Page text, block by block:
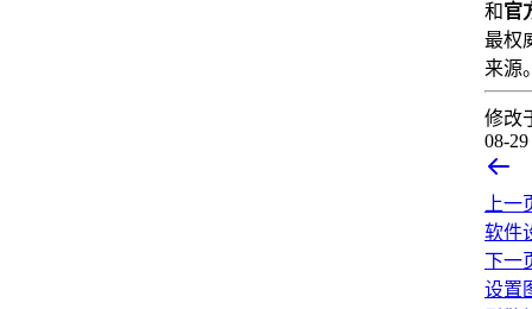
和官
最权
来源
修改
08-
上一
软件
下一
设置